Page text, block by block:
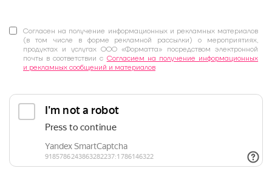
Согласен на получение информационных и рекламных материалов
(в том числе в форме рекламной рассылки) о мероприятиях,
продуктах и услугах ООО «Форматта» посредством электронной
почты в соответствии с Согласием на получение информационных
и рекламных сообщений и материалов